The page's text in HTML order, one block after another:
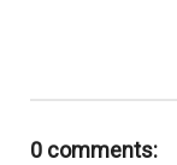
0 comments: